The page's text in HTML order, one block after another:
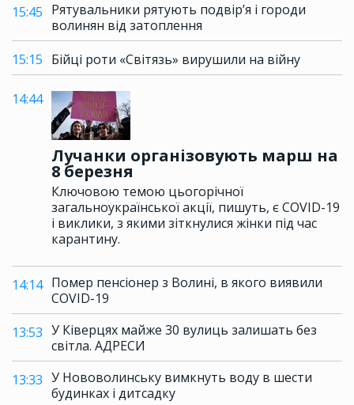
15:45 Рятувальники рятують подвір’я і городи
волинян від затоплення
15:15 Бійці роти «Світязь» вирушили на війну
14:44
Лучанки організовують марш на
8 березня
Ключовою темою цьогорічної
загальноукраїнської акції, пишуть, є COVID-19
і виклики, з якими зіткнулися жінки під час
карантину.
14:14 Помер пенсіонер з Волині, в якого виявили
COVID-19
13:53 У Ківерцях майже 30 вулиць залишать без
світла. АДРЕСИ
13:33 У Нововолинську вимкнуть воду в шести
будинках і дитсадку